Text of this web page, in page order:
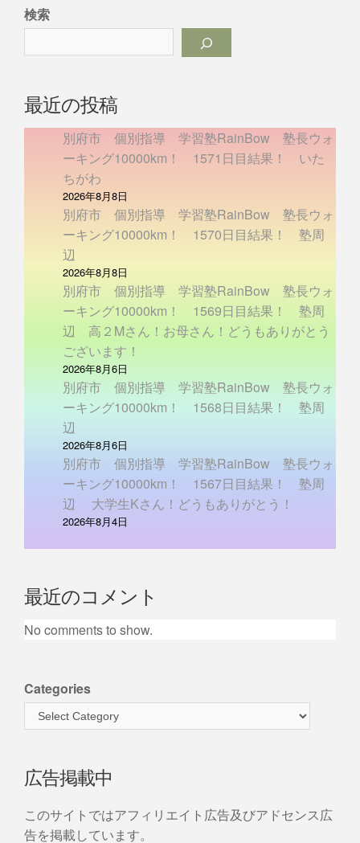
検索
最近の投稿
別府市 個別指導 学習塾RainBow 塾長ウォ
ーキング10000km！ 1571日目結果！ いた
ちがわ
2026年8月8日
別府市 個別指導 学習塾RainBow 塾長ウォ
ーキング10000km！ 1570日目結果！ 塾周
辺
2026年8月8日
別府市 個別指導 学習塾RainBow 塾長ウォ
ーキング10000km！ 1569日目結果！ 塾周
辺 高２Mさん！お母さん！どうもありがとう
ございます！
2026年8月6日
別府市 個別指導 学習塾RainBow 塾長ウォ
ーキング10000km！ 1568日目結果！ 塾周
辺
2026年8月6日
別府市 個別指導 学習塾RainBow 塾長ウォ
ーキング10000km！ 1567日目結果！ 塾周
辺 大学生Kさん！どうもありがとう！
2026年8月4日
最近のコメント
No comments to show.
Categories
広告掲載中
このサイトではアフィリエイト広告及びアドセンス広
告を掲載しています。